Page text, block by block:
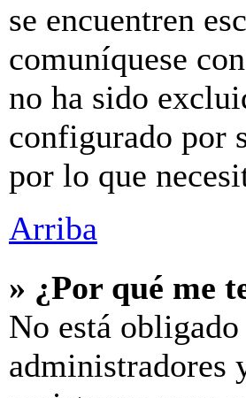
se encuentren
comuníquese
no ha sido
configurado por
por lo que
Arriba
» ¿Por qué me
No está
administradores